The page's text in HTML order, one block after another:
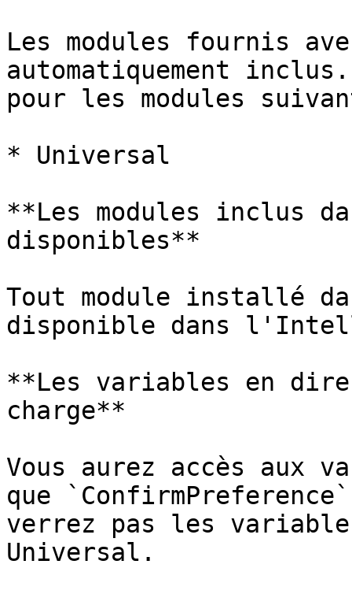
Les modules fournis
automatiquement
pour les modules
* Universal
**Les modules inclus
disponibles**
Tout module installé
disponible dans
**Les variables en
charge**
Vous aurez accès aux
que
verrez pas les
Universal.